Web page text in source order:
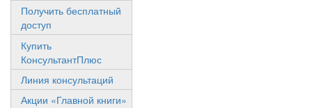
Получить бесплатный
доступ
Купить
КонсультантПлюс
Линия консультаций
Акции «Главной книги»